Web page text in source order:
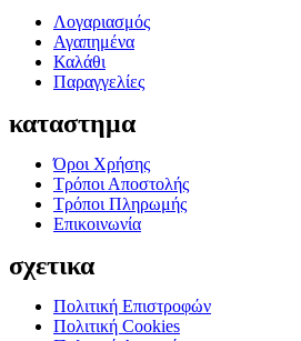
Λογαριασμός
Αγαπημένα
Καλάθι
Παραγγελίες
καταστημα
Όροι Χρήσης
Τρόποι Αποστολής
Τρόποι Πληρωμής
Επικοινωνία
σχετικα
Πολιτική Επιστροφών
Πολιτική Cookies